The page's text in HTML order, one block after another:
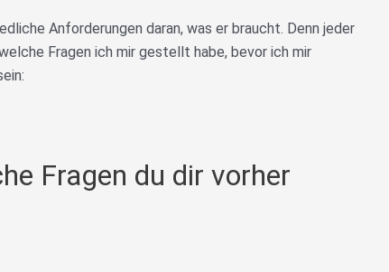
Anforderungen daran, was er braucht. Denn jeder
Fragen ich mir gestellt habe, bevor ich mir
Fragen du dir vorher